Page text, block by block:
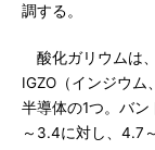
調する。
酸化ガリウムは
IGZO（インジウ
半導体の1つ。バ
～3.4に対し、4.7